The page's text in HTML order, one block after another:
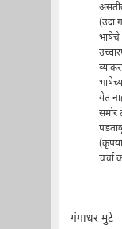
भाषेचे
येत
समोर
चर्चा
गंगाधर मुटे